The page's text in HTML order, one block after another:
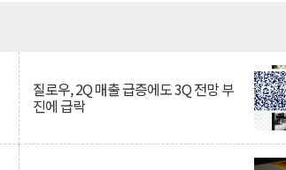
질로우, 2Q 매출 급증에도 3Q 전망 부
진에 급락